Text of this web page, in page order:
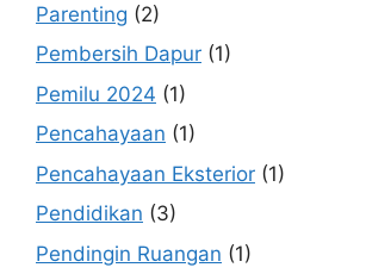
Parenting (2)
Pembersih Dapur (1)
Pemilu 2024 (1)
Pencahayaan (1)
Pencahayaan Eksterior (1)
Pendidikan (3)
Pendingin Ruangan (1)